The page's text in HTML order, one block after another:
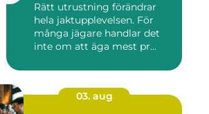
Rätt utrustning förändrar
hela jaktupplevelsen. För
många jägare handlar det
inte om att äga mest pr...
03. aug